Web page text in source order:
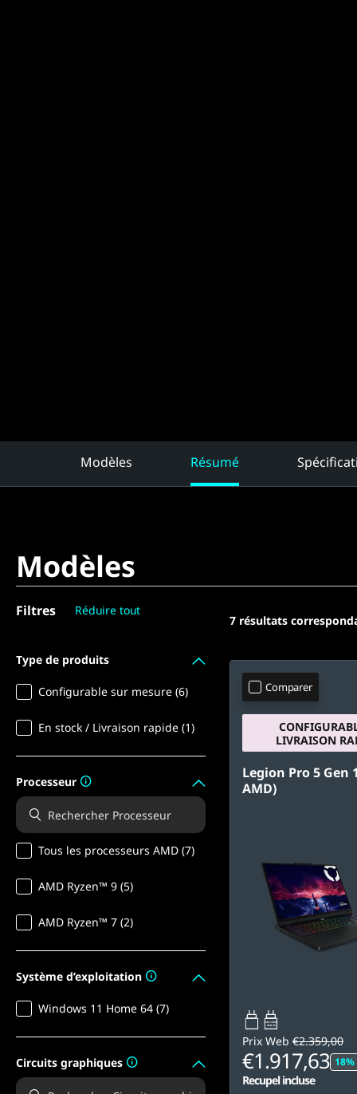
Modèles Résumé
Modèles
Filtres Réduire tout
Type de produits
Configurable sur mesure (6)
En stock / Livraison rapide (1)
Processeur
Tous les processeurs AMD (7)
AMD Ryzen™ 9 (5)
AMD Ryzen™ 7 (2)
Système d’exploitation
Windows 11 Home 64 (7)
Circuits graphiques
7 résultats
Comparer
LIVRAISON
Legion Pro 5 Gen
AMD)
65W-100W
USB PD
Prix Web €2.359,00
€1.917,63
Recupel incluse